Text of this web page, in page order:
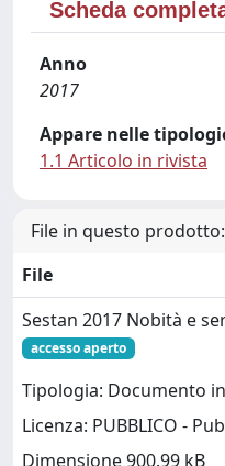
Scheda
Anno
2017
Appare nelle
1.1 Articolo in rivista
File in questo prodotto:
File
Sestan 2017 Nobità e
accesso aperto
Tipologia: Documento
Licenza: PUBBLICO -
Dimensione 900.99 kB